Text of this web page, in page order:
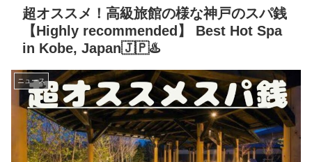
超オススメ！高級旅館の様な神戸のスパ銭
【Highly recommended】 Best Hot Spa
in Kobe, Japan🇯🇵♨️
ニュース